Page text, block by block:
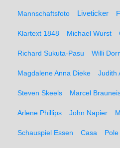
Mannschaftsfoto Liveticker
Klartext 1848 Michael Wurst
Richard Sukuta-Pasu Willi
Magdalene Anna Dieke Judith
Steven Skeels Marcel
Arlene Phillips John Napier
Schauspiel Essen Casa